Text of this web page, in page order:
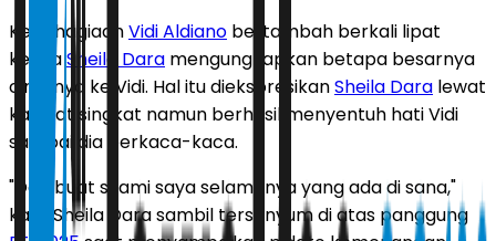
KebahagiaanVidi Aldiano bertambah berkali lipat
ketikaSheila Dara mengungkapkan betapa besarnya
cintanya ke Vidi. Hal itu diekspresikanSheila Dara lewat
kalimat singkat namun berhasil menyentuh hati Vidi
sampai dia berkaca-kaca.
"Dan buat suami saya selamanya yang ada di sana,"
kata Sheila Dara sambil tersenyum di atas panggung